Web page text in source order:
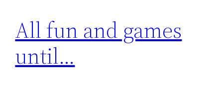
All fun and games
until…